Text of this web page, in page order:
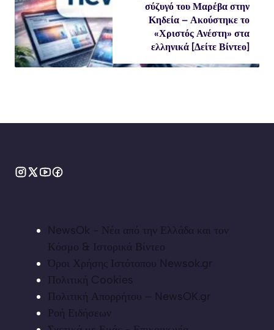
σύζυγό του Μαρέβα στην
Κηδεία – Ακούστηκε το
«Χριστός Ανέστη» στα
ελληνικά [Δείτε Βίντεο]
NewsOk - Νέα από την Ελλάδα και τον
Κόσμο & Ιστορικά Βίντεο
Όροι Χρήσης Ιστότοπου Newsok.gr
Πολιτική Cookies
Πολιτική Απορρήτου – NewsOK.gr
Ροή Ειδήσεων